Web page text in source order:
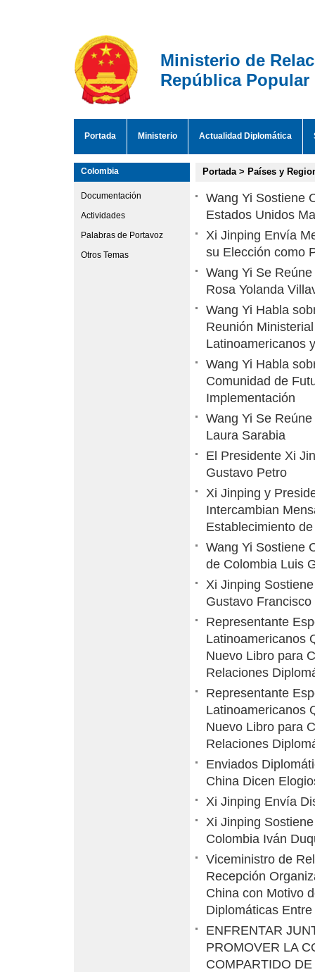
Ministerio de
República Popular
Portada Ministerio Actualidad Diplomática
Colombia
Documentación
Actividades
Palabras de Portavoz
Otros Temas
Portada> Países y
Wang Yi Sostiene
Estados Unidos
Xi Jinping Envía
su Elección como
Wang Yi Se
Rosa Yolanda
Wang Yi Habla
Reunión
Latinoamericanos
Wang Yi Habla
Comunidad de
Implementación
Wang Yi Se
Laura Sarabia
El Presidente Xi
Gustavo Petro
Xi Jinping y
Intercambian
Establecimiento
Wang Yi Sostiene
de Colombia Luis
Xi Jinping
Gustavo
Representante
Latinoamericanos
Nuevo Libro para
Relaciones
Representante
Latinoamericanos
Nuevo Libro para
Relaciones
Enviados
China Dicen
Xi Jinping Envía
Xi Jinping
Colombia Iván
Viceministro de
Recepción
China con Motivo
Diplomáticas
ENFRENTAR
PROMOVER LA
COMPARTIDO